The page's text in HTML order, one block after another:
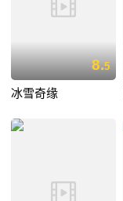
8.5
冰雪奇缘